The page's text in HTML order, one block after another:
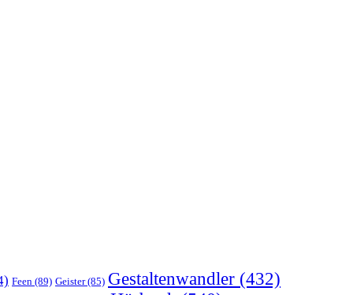
Feen (89) Geister(85) Gestaltenwandler (432)